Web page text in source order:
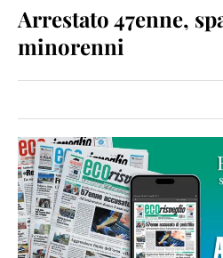
Arrestato 47enne,
minorenni